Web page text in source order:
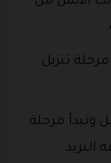
تنزيل
وتبدأ مرحلة
البريد